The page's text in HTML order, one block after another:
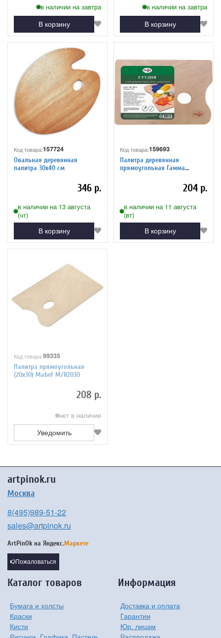
в наличии на завтра
В корзину
в наличии на завтра
В корзину
Код товара:157724
Овальная деревянная
палитра 30х40 см
346 р.
в наличии на 13 августа
(чт)
В корзину
Код товара:159693
Палитра деревянная
прямоугольная Гамма
204 р.
в наличии на 11 августа
(вт)
В корзину
Код товара:99335
Палитра прямоугольная
(20х30) Mabef M/R2030
208 р.
нет в наличии
Уведомить
artpinok.ru
Москва
8(495)989-51-22
sales@artpinok.ru
ArtPinOk на Яндекс.Маркете
Пожаловаться
Каталог товаров
Бумага и холсты
Краски
Кисти
Информация
Доставка и оплата
Гарантии
Юр. лицам